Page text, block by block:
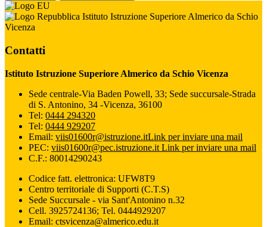
Istituto Istruzione Superiore Almerico da Schio
Vicenza
Contatti
Istituto Istruzione Superiore Almerico da Schio Vicenza
Sede centrale-Via Baden Powell, 33; Sede succursale-Strada
di S. Antonino, 34 -Vicenza, 36100
Tel: 0444 294320
Tel: 0444 929207
Email: viis01600r@istruzione.itLink per inviare una mail
PEC: viis01600r@pec.istruzione.it Link per inviare una mail
C.F.: 80014290243
Codice fatt. elettronica: UFW8T9
Centro territoriale di Supporti (C.T.S)
Sede Succursale - via Sant'Antonino n.32
Cell. 3925724136; Tel. 0444929207
Email: ctsvicenza@almerico.edu.it